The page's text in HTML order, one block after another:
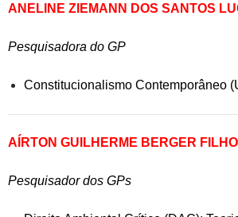
ANELINE ZIEMANN DOS SANTOS
Pesquisadora do GP
Constitucionalismo Contemporâneo
AÍRTON GUILHERME BERGER FILHO
Pesquisador dos GPs